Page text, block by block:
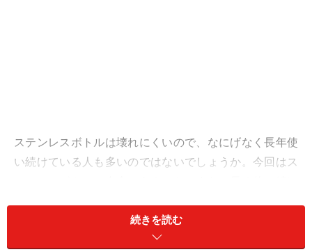
ステンレスボトルは壊れにくいので、なにげなく長年使
い続けている人も多いのではないでしょうか。今回はス
続きを読む